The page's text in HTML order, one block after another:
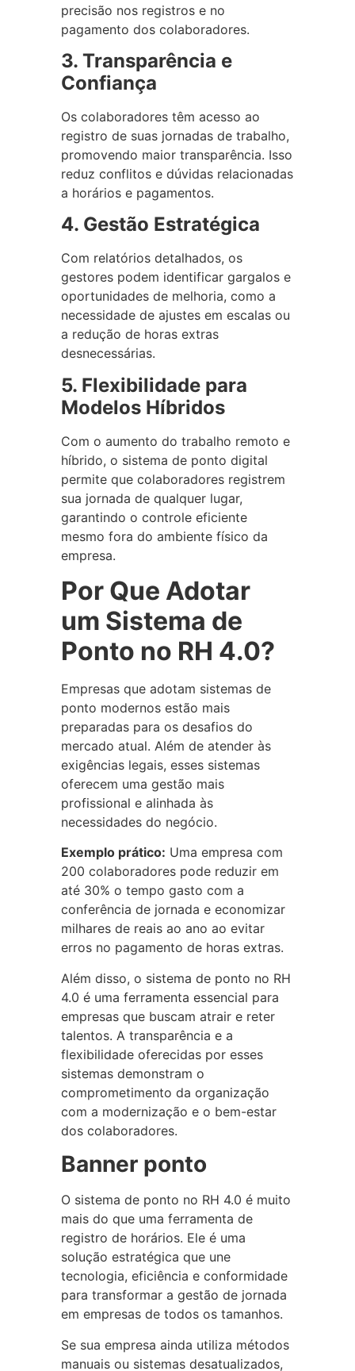
precisão nos registros e no
pagamento dos colaboradores.
3. Transparência e
Confiança
Os colaboradores têm acesso ao
registro de suas jornadas de trabalho,
promovendo maior transparência. Isso
reduz conflitos e dúvidas relacionadas
a horários e pagamentos.
4. Gestão Estratégica
Com relatórios detalhados, os
gestores podem identificar gargalos e
oportunidades de melhoria, como a
necessidade de ajustes em escalas ou
a redução de horas extras
desnecessárias.
5. Flexibilidade para
Modelos Híbridos
Com o aumento do trabalho remoto e
híbrido, o sistema de ponto digital
permite que colaboradores registrem
sua jornada de qualquer lugar,
garantindo o controle eficiente
mesmo fora do ambiente físico da
empresa.
Por Que Adotar
um Sistema de
Ponto no RH 4.0?
Empresas que adotam sistemas de
ponto modernos estão mais
preparadas para os desafios do
mercado atual. Além de atender às
exigências legais, esses sistemas
oferecem uma gestão mais
profissional e alinhada às
necessidades do negócio.
Exemplo prático: Uma empresa com
200 colaboradores pode reduzir em
até 30% o tempo gasto com a
conferência de jornada e economizar
milhares de reais ao ano ao evitar
erros no pagamento de horas extras.
Além disso, o sistema de ponto no RH
4.0 é uma ferramenta essencial para
empresas que buscam atrair e reter
talentos. A transparência e a
flexibilidade oferecidas por esses
sistemas demonstram o
comprometimento da organização
com a modernização e o bem-estar
dos colaboradores.
Banner ponto
O sistema de ponto no RH 4.0 é muito
mais do que uma ferramenta de
registro de horários. Ele é uma
solução estratégica que une
tecnologia, eficiência e conformidade
para transformar a gestão de jornada
em empresas de todos os tamanhos.
Se sua empresa ainda utiliza métodos
manuais ou sistemas desatualizados,